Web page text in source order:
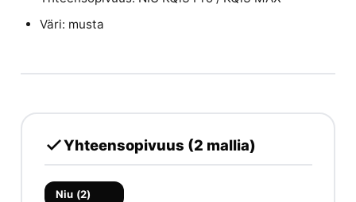
Väri: musta
Yhteensopivuus (2 mallia)
Niu (2)